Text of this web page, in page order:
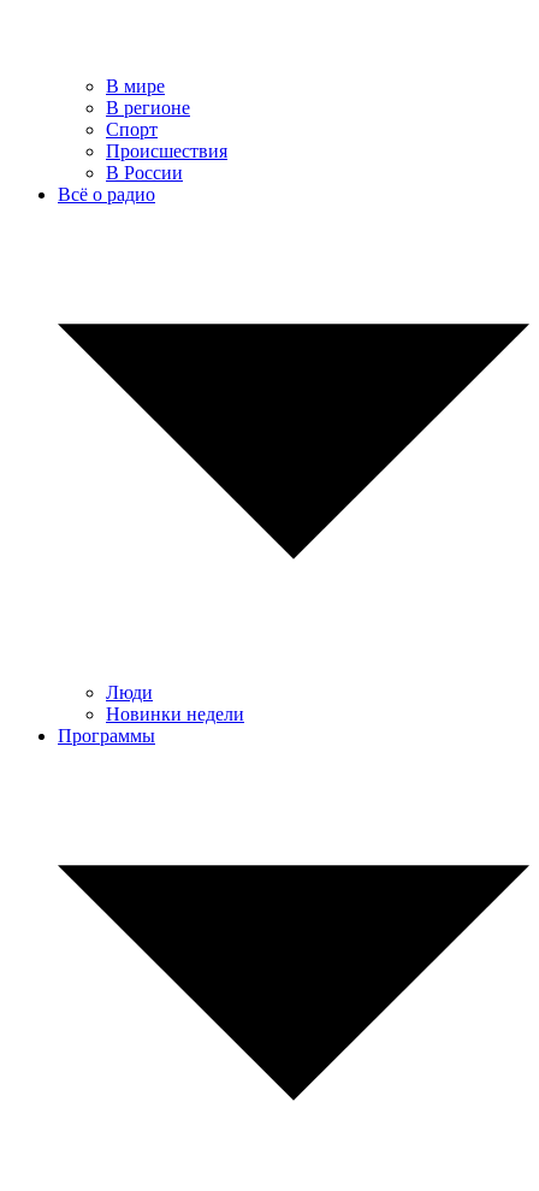
В мире
В регионе
Спорт
Происшествия
В России
Всё о радио
Люди
Новинки недели
Программы